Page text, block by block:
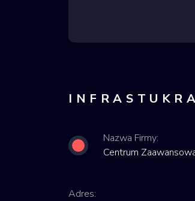
Nazwa Firmy:
Centrum
Adres: